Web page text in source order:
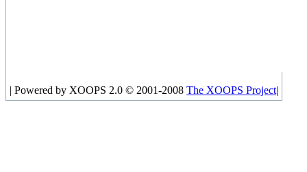
| Powered by XOOPS 2.0 © 2001-2008 The XOOPS Project|